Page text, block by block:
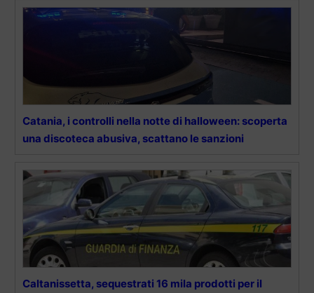
Catania, i controlli nella notte di halloween: scoperta
una discoteca abusiva, scattano le sanzioni
Caltanissetta, sequestrati 16 mila prodotti per il